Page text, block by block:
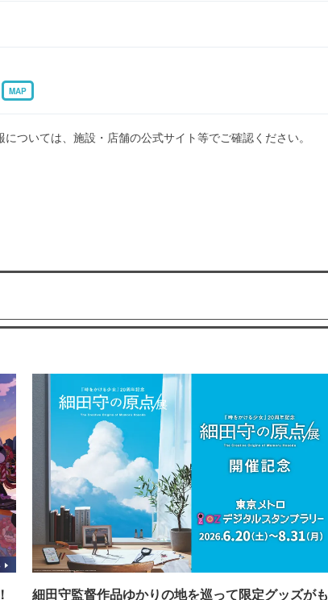
MAP
ついては、施設・店舗の公式サイト等でご確認ください。
細田守監督作品ゆかりの地を巡って限定グッズがも